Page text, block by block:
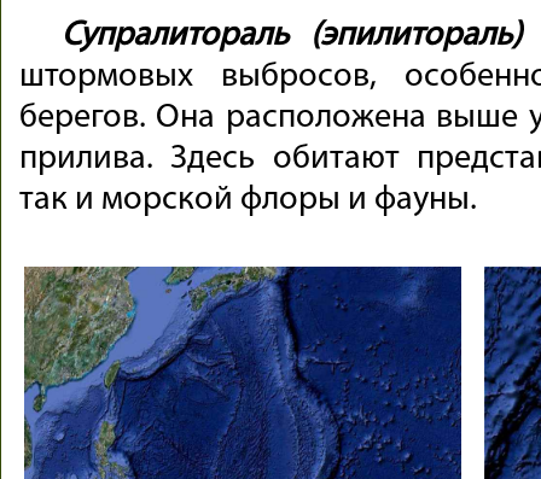
Супралитораль(эпилитораль)
штормовых выбросов,
берегов. Она расположена выше
прилива. Здесь обитают
так и морской флоры и фауны.